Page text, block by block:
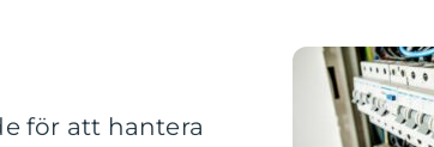
för att hantera